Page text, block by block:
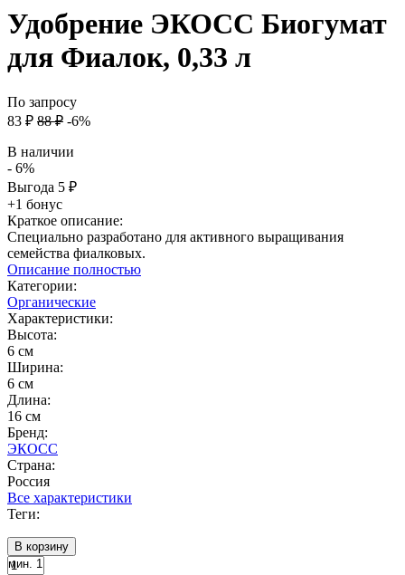
Удобрение ЭКОСС Биогумат
для Фиалок, 0,33 л
По запросу
83 ₽ 88 ₽ -6%
В наличии
- 6%
Выгода 5 ₽
+1 бонус
Краткое описание:
Специально разработано для активного выращивания
семейства фиалковых.
Описание полностью
Категории:
Органические
Характеристики:
Высота:
6 см
Ширина:
6 см
Длина:
16 см
Бренд:
ЭКОСС
Страна:
Россия
Все характеристики
Теги:
В корзину
мин. 1